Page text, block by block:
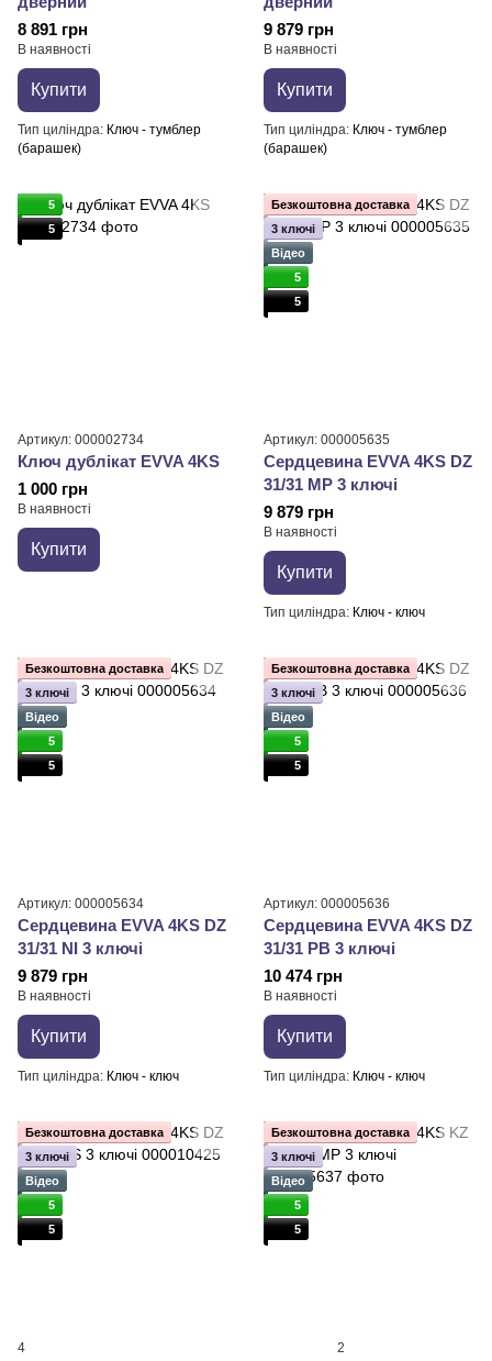
8 891 грн
В наявності
Купити
Тип циліндра Ключ - тумблер
(барашек)
9 879 грн
В наявності
Купити
Тип циліндра Ключ - тумблер
(барашек)
5
5
Артикул: 000002734
Ключ дублікат EVVA 4KS
1 000 грн
В наявності
Купити
Безкоштовна доставка
3 ключі
Відео
5
5
Артикул: 000005635
Сердцевина EVVA 4KS DZ
31/31 MP 3 ключі
9 879 грн
В наявності
Купити
Тип циліндра Ключ - ключ
Безкоштовна доставка
3 ключі
Відео
5
5
Артикул: 000005634
Сердцевина EVVA 4KS DZ
31/31 NI 3 ключі
9 879 грн
В наявності
Купити
Тип циліндра Ключ - ключ
Безкоштовна доставка
3 ключі
Відео
5
5
Артикул: 000005636
Сердцевина EVVA 4KS DZ
31/31 PB 3 ключі
10 474 грн
В наявності
Купити
Тип циліндра Ключ - ключ
Безкоштовна доставка
3 ключі
Відео
5
5
4
Безкоштовна доставка
3 ключі
Відео
5
5
2